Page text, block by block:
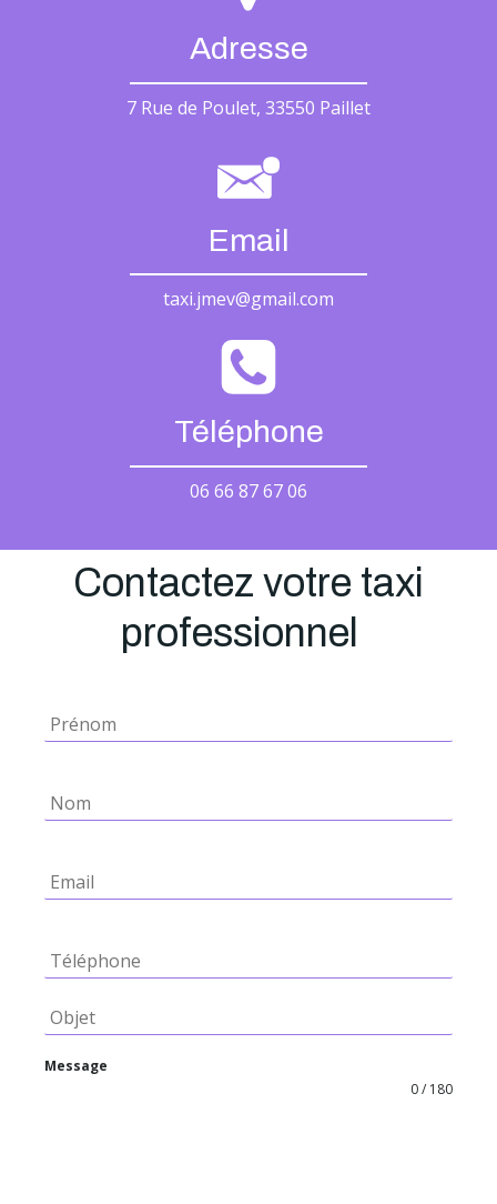
Adresse
7 Rue de Poulet, 33550 Paillet
Email
taxi.jmev@gmail.com
Téléphone
06 66 87 67 06
Contactez votre taxi
professionnel
Message
0 / 180